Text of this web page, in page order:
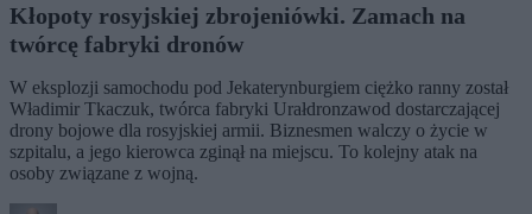
Kłopoty rosyjskiej zbrojeniówki. Zamach na
twórcę fabryki dronów
W eksplozji samochodu pod Jekaterynburgiem ciężko ranny został
Władimir Tkaczuk, twórca fabryki Urałdronzawod dostarczającej
drony bojowe dla rosyjskiej armii. Biznesmen walczy o życie w
szpitalu, a jego kierowca zginął na miejscu. To kolejny atak na
osoby związane z wojną.